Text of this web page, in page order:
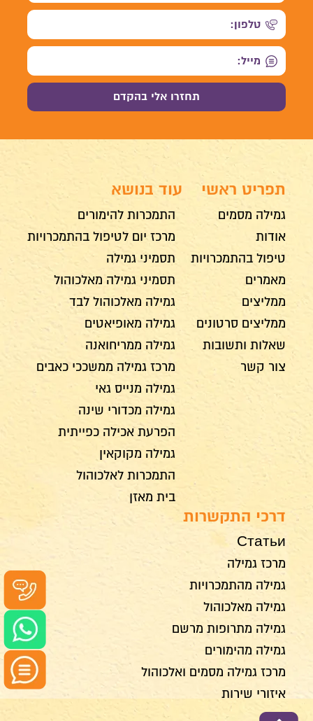
תפריט ראשי
גמילה מסמים
אודות
טיפול בהתמכרויות
מאמרים
ממליצים
ממליצים סרטונים
שאלות ותשובות
צור קשר
עוד בנושא
התמכרות להימורים
מרכז יום לטיפול בהתמכרויות
תסמיני גמילה
תסמיני גמילה מאלכוהול
גמילה מאלכוהול לבד
גמילה מאופיאטים
גמילה ממריחואנה
מרכז גמילה ממשככי כאבים
גמילה מנייס גאי
גמילה מכדורי שינה
הפרעת אכילה כפייתית
גמילה מקוקאין
התמכרות לאלכוהול
בית מאזן
דרכי התקשרות
Статьи
מרכז גמילה
גמילה מהתמכרויות
גמילה מאלכוהול
גמילה מתרופות מרשם
גמילה מהימורים
מרכז גמילה מסמים ואלכוהול
איזורי שירות